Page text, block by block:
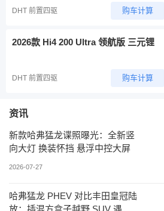
DHT 前置四驱 购车计算
2026款 Hi4 200 Ultra 领航版 三元锂
DHT 前置四驱 购车计算
资讯
新款哈弗猛龙谍照曝光：全新竖
向大灯 换装怀挡 悬浮中控大屏
2026-07-27
哈弗猛龙 PHEV 对比丰田皇冠陆
放：插混方盒子越野 SUV 遇上